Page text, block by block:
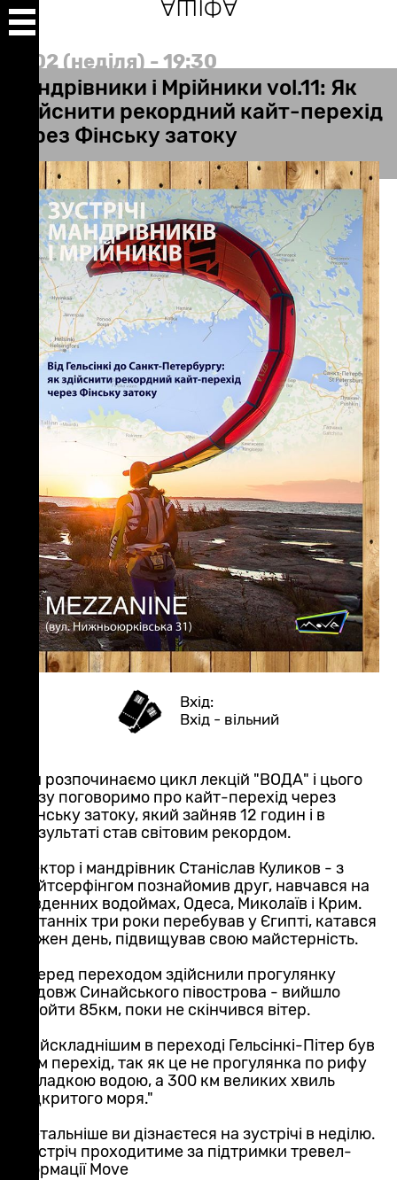
Перейти
до
основного
АФІША
14/02 (неділя) - 19:30
Мандрівники і Мрійники vol.11: Як
здійснити рекордний кайт-перехід
через Фінську затоку
Вхід - вільний
Ми розпочинаємо цикл лекцій "ВОДА" і цього
разу поговоримо про кайт-перехід через
Фінську затоку, який зайняв 12 годин і в
результаті став світовим рекордом.
Лектор і мандрівник Станіслав Куликов - з
кайтсерфінгом познайомив друг, навчався на
південних водоймах, Одеса, Миколаїв і Крим.
Останніх три роки перебував у Єгипті, катався
кожен день, підвищував свою майстерність.
"Перед переходом здійснили прогулянку
вздовж Синайського півострова - вийшло
пройти 85км, поки не скінчився вітер.
Найскладнішим в переході Гельсінкі-Пітер був
сам перехід, так як це не прогулянка по рифу
з гладкою водою, а 300 км великих хвиль
відкритого моря."
Детальніше ви дізнаєтеся на зустрічі в неділю.
Зустріч проходитиме за підтримки тревел-
формації Move